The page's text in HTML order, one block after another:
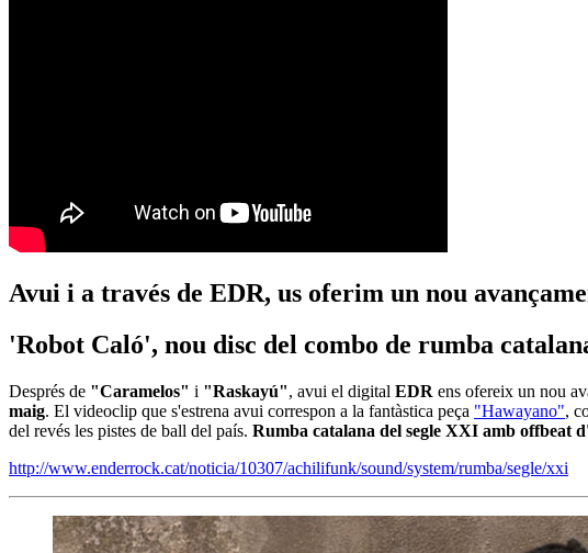
Avui i a través de EDR, us oferim un nou
'Robot Caló', nou disc del combo de rumba
Després de "Caramelos" i "Raskayú", avui el digital EDR ens ofereix un nou
maig. El videoclip que s'estrena avui correspon a la fantàstica peça "Hawayano",
del revés les pistes de ball del país. Rumba catalana del segle XXI amb offbeat
http://www.enderrock.cat/noticia/10307/achilifunk/sound/system/rumba/segle/xxi